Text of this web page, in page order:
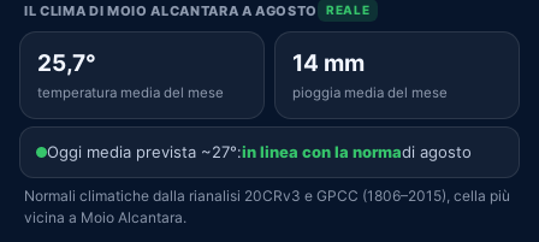
IL CLIMA DI MOIO ALCANTARA A AGOSTO REALE
25,7°
temperatura media del mese
14 mm
pioggia media del mese
Oggi media prevista ~27°:in linea con la normadi agosto
Normali climatiche dalla rianalisi 20CRv3 e GPCC (1806–2015), cella più
vicina a Moio Alcantara.